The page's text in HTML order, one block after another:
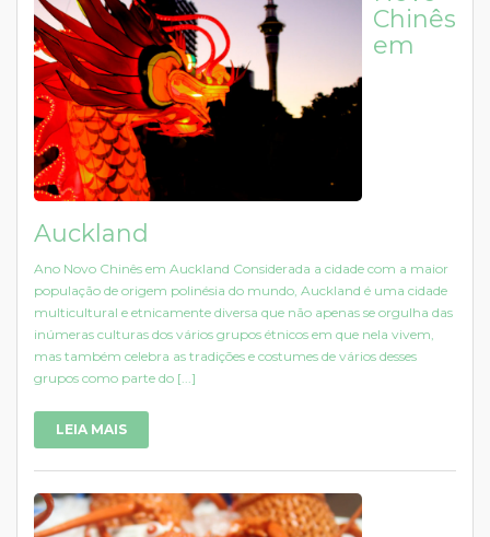
Chinês
em
Auckland
Ano Novo Chinês em Auckland Considerada a cidade com a maior
população de origem polinésia do mundo, Auckland é uma cidade
multicultural e etnicamente diversa que não apenas se orgulha das
inúmeras culturas dos vários grupos étnicos em que nela vivem,
mas também celebra as tradições e costumes de vários desses
grupos como parte do [...]
LEIA MAIS